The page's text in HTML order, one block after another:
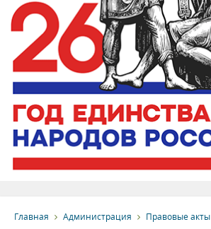
Главная Администрация Правовые акты